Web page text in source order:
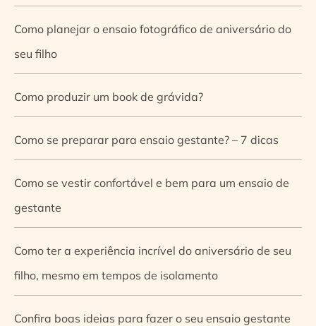
Como planejar o ensaio fotográfico de aniversário do
seu filho
Como produzir um book de grávida?
Como se preparar para ensaio gestante? – 7 dicas
Como se vestir confortável e bem para um ensaio de
gestante
Como ter a experiência incrível do aniversário de seu
filho, mesmo em tempos de isolamento
Confira boas ideias para fazer o seu ensaio gestante